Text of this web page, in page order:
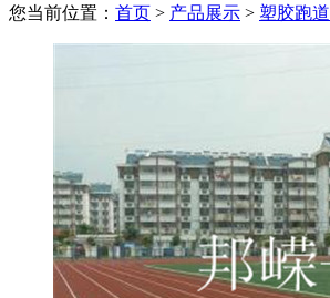
您当前位置： 首页 > 产品展示 > 塑胶跑道